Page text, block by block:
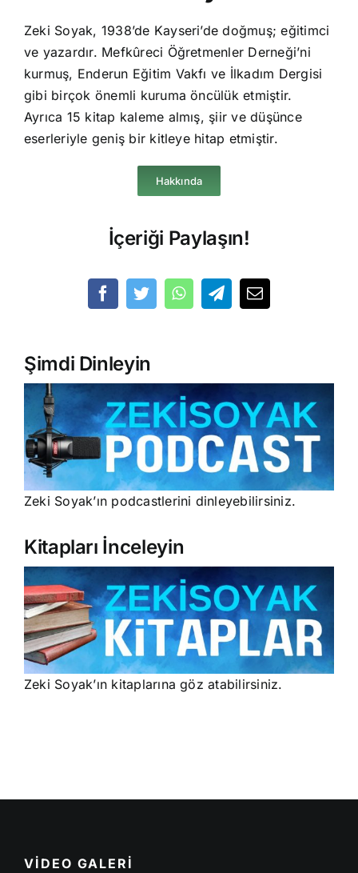
Zeki Soyak, 1938’de Kayseri’de doğmuş; eğitimci
ve yazardır. Mefkûreci Öğretmenler Derneği’ni
kurmuş, Enderun Eğitim Vakfı ve İlkadım Dergisi
gibi birçok önemli kuruma öncülük etmiştir.
Ayrıca 15 kitap kaleme almış, şiir ve düşünce
eserleriyle geniş bir kitleye hitap etmiştir.
Hakkında
İçeriği Paylaşın!
Şimdi Dinleyin
Zeki Soyak’ın podcastlerini dinleyebilirsiniz.
Kitapları İnceleyin
Zeki Soyak’ın kitaplarına göz atabilirsiniz.
VİDEO GALERİ